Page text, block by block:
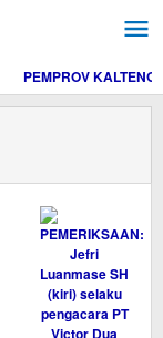
PEMPROV KALTENG